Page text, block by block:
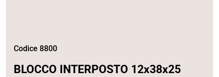
Codice 8800
BLOCCO INTERPOSTO 12x38x25